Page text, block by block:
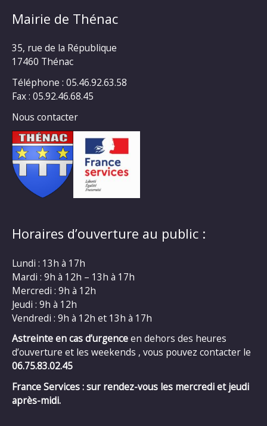
Mairie de Thénac
35, rue de la République
17460 Thénac
Téléphone : 05.46.92.63.58
Fax : 05.92.46.68.45
Nous contacter
Horaires d’ouverture au public :
Lundi : 13h à 17h
Mardi : 9h à 12h – 13h à 17h
Mercredi : 9h à 12h
Jeudi : 9h à 12h
Vendredi : 9h à 12h et 13h à 17h
Astreinte en cas d’urgenceen dehors des heures
d’ouverture et les weekends , vous pouvez contacter le
06.75.83.02.45
France Services : sur rendez-vous les mercredi et jeudi
après-midi.